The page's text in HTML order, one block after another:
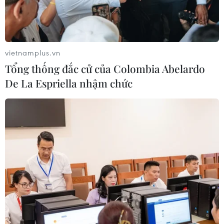
Nghị quyết số 80-NQ/TW: Hải Phòng
- bản sắc cửa biển và chiều sâu văn
hóa
07/08/2026 03:08
thành trung tâm văn hóa và sáng tạo
hàng đầu khu vực
06/08/2026 23:33
Buổi hòa nhạc kéo dài 639 năm vừa
mới hoàn thành 4% hành trình
06/08/2026 11:54
vietnamplus.vn
Tổng thống đắc cử của Colombia Abelardo
De La Espriella nhậm chức